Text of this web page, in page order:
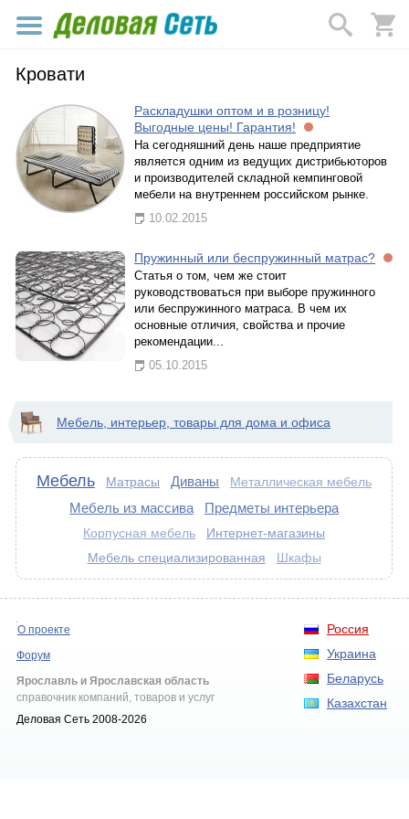
Кровати
Раскладушки оптом и в розницу!
Выгодные цены! Гарантия!
На сегодняшний день наше предприятие
является одним из ведущих дистрибьюторов
и производителей складной кемпинговой
мебели на внутреннем российском рынке.
10.02.2015
Пружинный или беспружинный матрас?
Статья о том, чем же стоит
руководствоваться при выборе пружинного
или беспружинного матраса. В чем их
основные отличия, свойства и прочие
рекомендации...
05.10.2015
Мебель, интерьер, товары для дома и офиса
Мебель Матрасы Диваны Металлическая мебель
Мебель из массива Предметы интерьера
Корпусная мебель
Интернет-магазины
Мебель специализированная
Шкафы
Россия
Украина
Беларусь
Казахстан
О проекте
Форум
Ярославль и Ярославская область
справочник компаний, товаров и услуг
Деловая Сеть 2008-2026